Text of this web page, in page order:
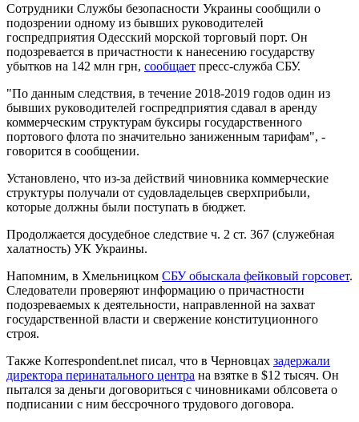
Сотрудники Службы безопасности Украины сообщили о
подозрении одному из бывших руководителей
госпредприятия Одесский морской торговый порт. Он
подозревается в причастности к нанесению государству
убытков на 142 млн грн, сообщает пресс-служба СБУ.
"По данным следствия, в течение 2018-2019 годов один из
бывших руководителей госпредприятия сдавал в аренду
коммерческим структурам буксиры государственного
портового флота по значительно заниженным тарифам", -
говорится в сообщении.
Установлено, что из-за действий чиновника коммерческие
структуры получали от судовладельцев сверхприбыли,
которые должны были поступать в бюджет.
Продолжается досудебное следствие ч. 2 ст. 367 (служебная
халатность) УК Украины.
Напомним, в Хмельницком СБУ обыскала фейковый горсовет.
Следователи проверяют информацию о причастности
подозреваемых к деятельности, направленной на захват
государственной власти и свержение конституционного
строя.
Также Korrespondent.net писал, что в Черновцах задержали
директора перинатального центра на взятке в $12 тысяч. Он
пытался за деньги договориться с чиновниками облсовета о
подписании с ним бессрочного трудового договора.